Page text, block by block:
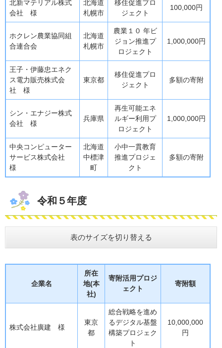
北新マテリアル株式
会社 様
北海道
札幌市
移住促進プロ
ジェクト
100,000円
ホクレン農業協同組
合連合会
北海道
札幌市
農業１０ 年ビ
ジョン推進プ
ロジェクト
1,000,000円
王子・伊藤忠エネク
ス電力販売株式会
社 様
東京都
移住促進プロ
ジェクト
多額の寄附
シン・エナジー株式
会社 様
兵庫県
再生可能エネ
ルギー利用プ
ロジェクト
1,000,000円
中央コンピューター
サービス株式会社
様
北海道
中標津
町
小中一貫教育
推進プロジェ
クト
多額の寄附
令和５年度
表のサイズを切り替える
企業名
所在
地(本
社)
寄附活用プロジ
ェクト
寄附額
株式会社廣建 様
東京
都
総合戦略を進め
るデジタル基盤
構築プロジェク
ト
10,000,000
円